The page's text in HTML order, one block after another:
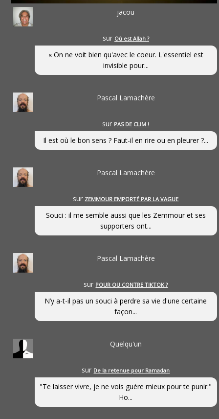
jacou
sur Où est Allah ?
« On ne voit bien qu'avec le coeur. L'essentiel est
invisible pour...
Pascal Lamachère
sur PAS DE CLIM !
Il est où le bon sens ? Faut-il en rire ou en pleurer ?...
Pascal Lamachère
sur ZEMMOUR EMPORTÉ PAR LA VAGUE
Souci : il me semble aussi que les Zemmour et ses
supporters ont...
Pascal Lamachère
sur POUR OU CONTRE TIKTOK ?
N’y a-t-il pas un souci à perdre sa vie d'une certaine
façon...
Quelqu'un
sur De la retenue pour Ramadan
"Te laisser vivre, je ne vois guère mieux pour te punir."
Ho...